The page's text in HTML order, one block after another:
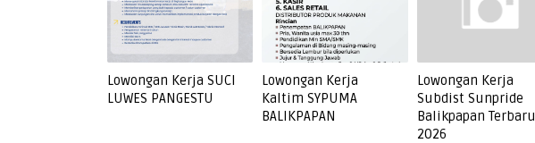
Lowongan Kerja SUCI
LUWES PANGESTU
Lowongan Kerja
Kaltim SYPUMA
BALIKPAPAN
Lowongan Kerja
Subdist Sunpride
Balikpapan Terbaru
2026